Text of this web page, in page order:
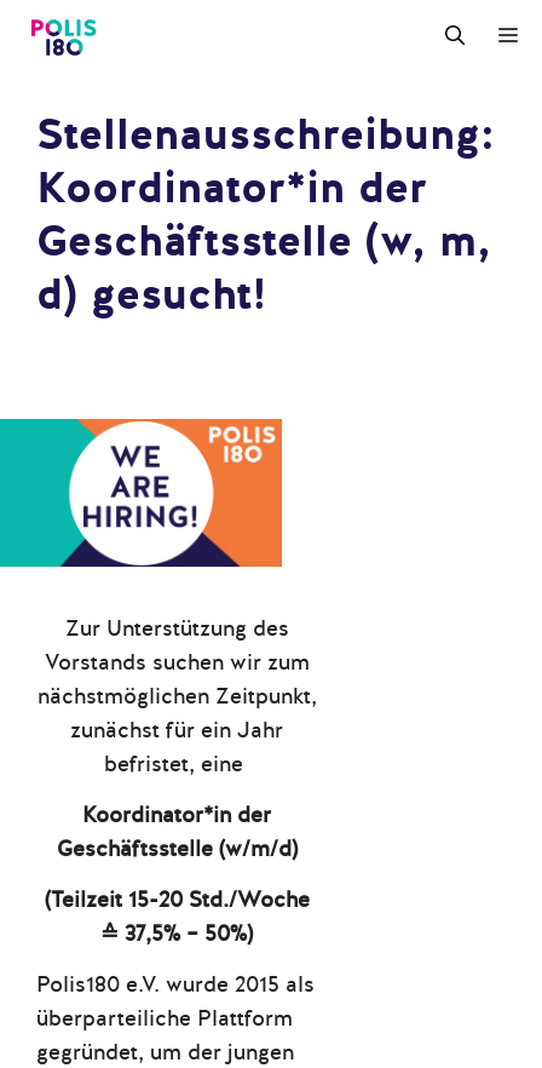
Zum
Inhalt
Stellenausschreibung:
Koordinator*in der
Geschäftsstelle (w, m,
d) gesucht!
Zur Unterstützung des
Vorstands suchen wir zum
nächstmöglichen Zeitpunkt,
zunächst für ein Jahr
befristet, eine
Koordinator*in der
Geschäftsstelle (w/m/d)
(Teilzeit 15-20 Std./Woche
≙ 37,5% – 50%)
Polis180 e.V. wurde 2015 als
überparteiliche Plattform
gegründet, um der jungen